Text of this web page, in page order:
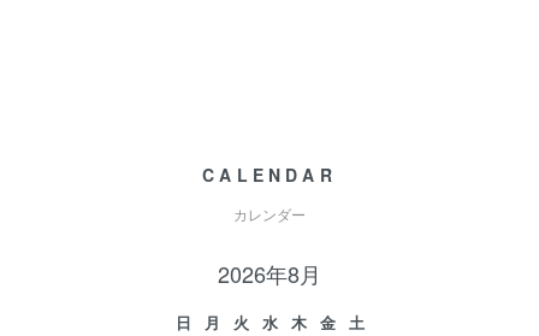
CALENDAR
カレンダー
2026年8月
日 月 火 水 木 金
土